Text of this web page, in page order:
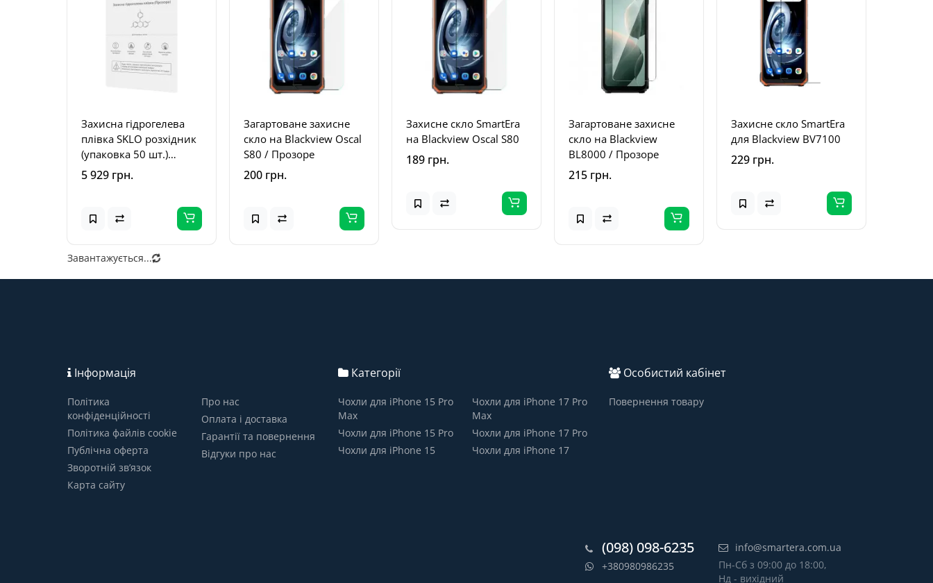
Захисна гідрогелева
плівка SKLO розхідник
(упаковка 50 шт.)
Прозорий
5 929 грн.
Загартоване захисне
скло на Blackview Oscal
S80 / Прозоре
200 грн.
Захисне скло SmartEra
на Blackview Oscal S80
189 грн.
Загартоване захисне
скло на Blackview
BL8000 / Прозоре
215 грн.
Захисне скло SmartEra
для Blackview BV7100
229 грн.
Завантажується...
Інформація
Політика
конфіденційності
Політика файлів cookie
Публічна оферта
Зворотній зв’язок
Карта сайту
Про нас
Оплата і доставка
Гарантії та повернення
Відгуки про нас
Категорії
Чохли для iPhone 15 Pro
Max
Чохли для iPhone 15 Pro
Чохли для iPhone 15
Чохли для iPhone 17 Pro
Max
Чохли для iPhone 17 Pro
Чохли для iPhone 17
Особистий кабінет
Повернення товару
(098) 098-6235
+380980986235
info@smartera.com.ua
Пн-Сб з 09:00 до 18:00,
Нд - вихідний